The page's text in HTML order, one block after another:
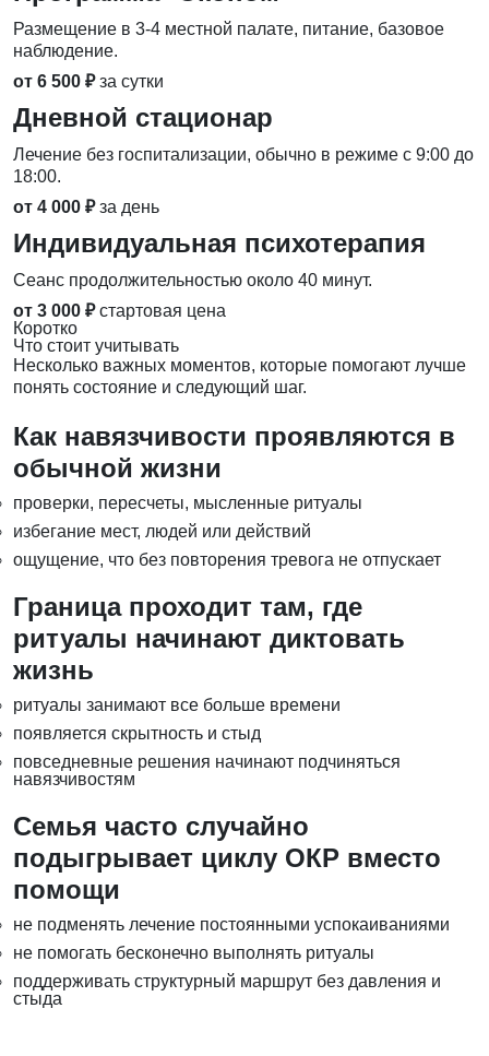
Размещение в 3-4 местной палате, питание, базовое
наблюдение.
от 6 500 ₽ за сутки
Дневной стационар
Лечение без госпитализации, обычно в режиме с 9:00 до
18:00.
от 4 000 ₽ за день
Индивидуальная психотерапия
Сеанс продолжительностью около 40 минут.
от 3 000 ₽ стартовая цена
Коротко
Что стоит учитывать
Несколько важных моментов, которые помогают лучше
понять состояние и следующий шаг.
Как навязчивости проявляются в
обычной жизни
проверки, пересчеты, мысленные ритуалы
избегание мест, людей или действий
ощущение, что без повторения тревога не отпускает
Граница проходит там, где
ритуалы начинают диктовать
жизнь
ритуалы занимают все больше времени
появляется скрытность и стыд
повседневные решения начинают подчиняться
навязчивостям
Семья часто случайно
подыгрывает циклу ОКР вместо
помощи
не подменять лечение постоянными успокаиваниями
не помогать бесконечно выполнять ритуалы
поддерживать структурный маршрут без давления и
стыда